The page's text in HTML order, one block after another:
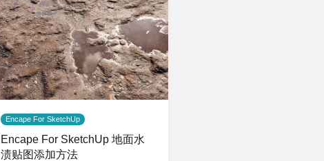
Encape For SketchUp
Encape For SketchUp 地面水
渍贴图添加方法